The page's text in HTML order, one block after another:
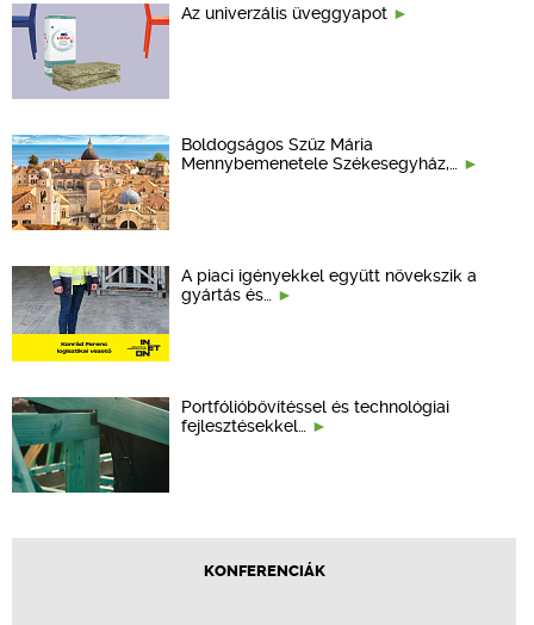
Az univerzális üveggyapot
Boldogságos Szűz Mária
Mennybemenetele Székesegyház,…
A piaci igényekkel együtt növekszik a
gyártás és…
Portfólióbővítéssel és technológiai
fejlesztésekkel…
KONFERENCIÁK